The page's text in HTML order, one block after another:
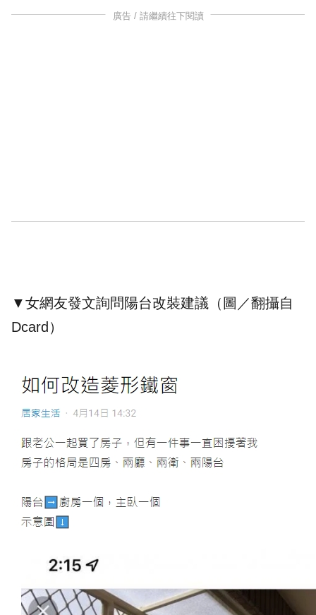
廣告 / 請繼續往下閱讀
▼女網友發文詢問陽台改裝建議（圖／翻攝自
Dcard）